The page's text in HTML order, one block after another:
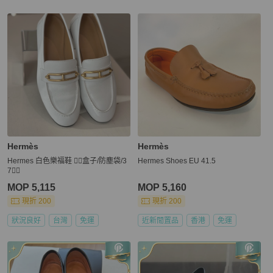
Hermès
Hermes 白色樂福鞋 ❤️‍🔥盒子/防塵袋/3
7❤️‍🔥
MOP 5,115
現折 200
狀況良好 台灣 免運
Hermès
Hermes Shoes EU 41.5
MOP 5,160
現折 200
近新閒置品 香港 免運